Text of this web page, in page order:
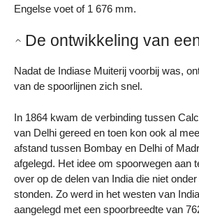
Engelse voet of 1 676 mm.
De ontwikkeling van
Nadat de Indiase Muiterij voorbij was,
van de spoorlijnen zich snel.
In 1864 kwam de verbinding tussen
van Delhi gereed en toen kon ook al
afstand tussen Bombay en Delhi of
afgelegd. Het idee om spoorwegen aan
over op de delen van India die niet
stonden. Zo werd in het westen van
aangelegd met een spoorbreedte van